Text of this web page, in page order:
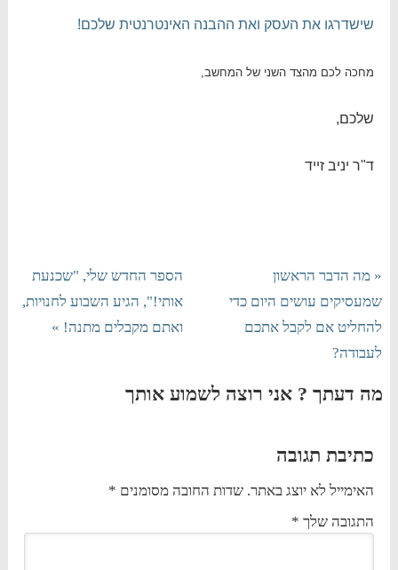
שישדרגו את העסק ואת ההבנה האינטרנטית שלכם!
מחכה לכם מהצד השני של המחשב,
שלכם,
ד"ר יניב זייד
« מה הדבר הראשון
שמעסיקים עושים היום כדי
להחליט אם לקבל אתכם
לעבודה?
הספר החדש שלי, "שכנעת
אותי!", הגיע השבוע לחנויות,
ואתם מקבלים מתנה! »
מה דעתך ? אני רוצה לשמוע אותך
כתיבת תגובה
האימייל לא יוצג באתר. שדות החובה מסומנים *
התגובה שלך *